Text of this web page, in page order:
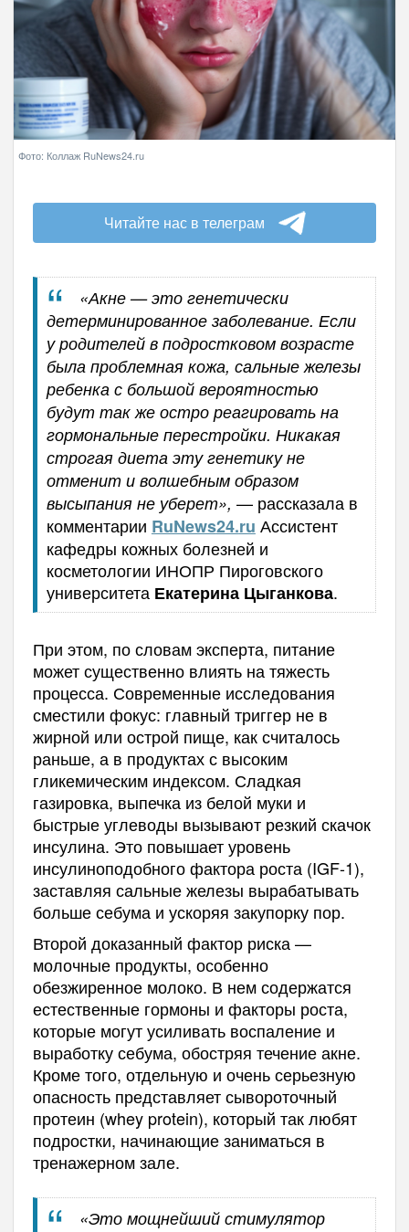
Фото: Коллаж RuNews24.ru
Читайте нас в телеграм
«Акне — это генетически
детерминированное заболевание. Если
у родителей в подростковом возрасте
была проблемная кожа, сальные железы
ребенка с большой вероятностью
будут так же остро реагировать на
гормональные перестройки. Никакая
строгая диета эту генетику не
отменит и волшебным образом
высыпания не уберет», — рассказала в
комментарии RuNews24.ru Ассистент
кафедры кожных болезней и
косметологии ИНОПР Пироговского
университета Екатерина Цыганкова.
При этом, по словам эксперта, питание
может существенно влиять на тяжесть
процесса. Современные исследования
сместили фокус: главный триггер не в
жирной или острой пище, как считалось
раньше, а в продуктах с высоким
гликемическим индексом. Сладкая
газировка, выпечка из белой муки и
быстрые углеводы вызывают резкий скачок
инсулина. Это повышает уровень
инсулиноподобного фактора роста (IGF-1),
заставляя сальные железы вырабатывать
больше себума и ускоряя закупорку пор.
Второй доказанный фактор риска —
молочные продукты, особенно
обезжиренное молоко. В нем содержатся
естественные гормоны и факторы роста,
которые могут усиливать воспаление и
выработку себума, обостряя течение акне.
Кроме того, отдельную и очень серьезную
опасность представляет сывороточный
протеин (whey protein), который так любят
подростки, начинающие заниматься в
тренажерном зале.
«Это мощнейший стимулятор